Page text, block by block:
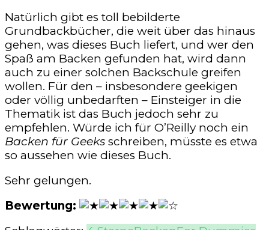
Natürlich gibt es toll bebilderte
Grundbackbücher, die weit über das hinaus
gehen, was dieses Buch liefert, und wer den
Spaß am Backen gefunden hat, wird dann
auch zu einer solchen Backschule greifen
wollen. Für den – insbesondere geekigen
oder völlig unbedarften – Einsteiger in die
Thematik ist das Buch jedoch sehr zu
empfehlen. Würde ich für O’Reilly noch ein
Backen für Geeks schreiben, müsste es etwa
so aussehen wie dieses Buch.
Sehr gelungen.
Bewertung: